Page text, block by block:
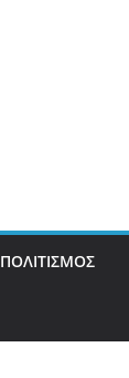
ΠΟΛΙΤΙΣΜΟΣ